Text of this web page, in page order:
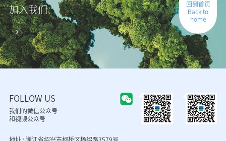
加入我们
回到首页
Back to
home
FOLLOW US
我们的微信公众号
和视频公众号
地址 : 浙江省绍兴市柯桥区杨绍路2579号